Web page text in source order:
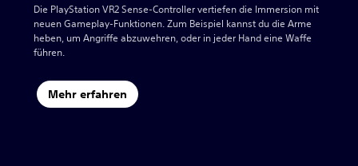
Die PlayStation VR2 Sense-Controller vertiefen die Immersion mit
neuen Gameplay-Funktionen. Zum Beispiel kannst du die Arme
heben, um Angriffe abzuwehren, oder in jeder Hand eine Waffe
führen.
Mehr erfahren